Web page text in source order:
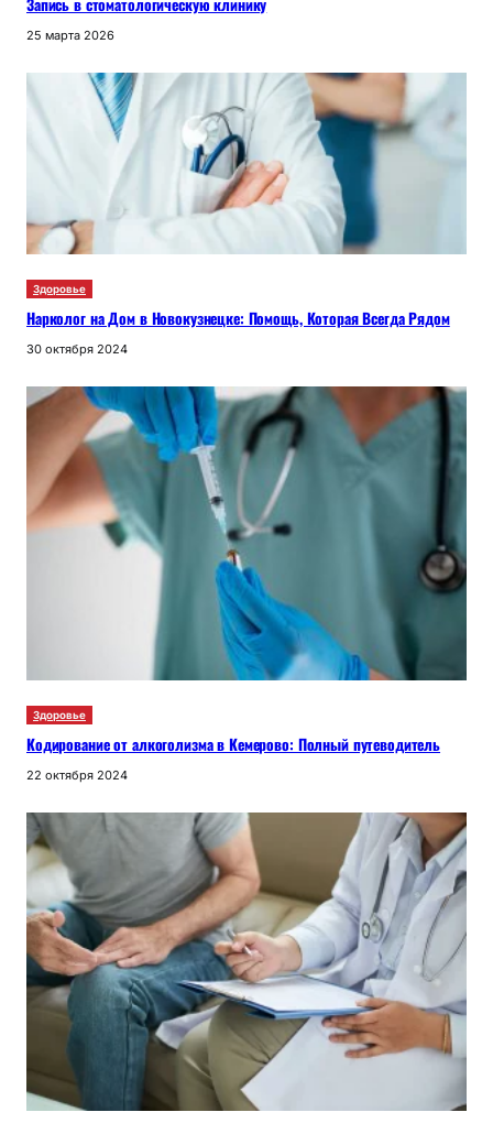
25 марта 2026
Здоровье
Нарколог на Дом в Новокузнецке: Помощь, Которая Всегда Рядом
30 октября 2024
Здоровье
Кодирование от алкоголизма в Кемерово: Полный путеводитель
22 октября 2024